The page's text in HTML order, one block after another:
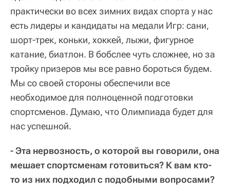
практически во всех зимних видах спорта у нас
есть лидеры и кандидаты на медали Игр: сани,
шорт-трек, коньки, хоккей, лыжи, фигурное
катание, биатлон. В бобслее чуть сложнее, но за
тройку призеров мы все равно бороться будем.
Мы со своей стороны обеспечили все
необходимое для полноценной подготовки
спортсменов. Думаю, что Олимпиада будет для
нас успешной.
- Эта нервозность, о которой вы говорили, она
мешает спортсменам готовиться? К вам кто-
то из них подходил с подобными вопросами?